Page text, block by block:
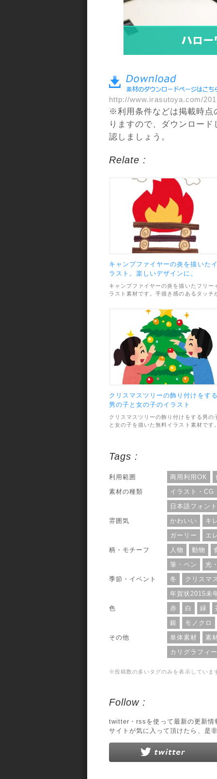
http://www.irasutoya.com/
※利用条件などは掲載時点
りますので、ダウンロー
認しましょう。
Relate :
キャンプファイヤーの炎を描いた
ラスト。楽しいデザインに。
キャンプファイヤーの炎を描いたフリー
ラスト素材です。手描き感のあるタッチ
ったりです。素材のファイル形式は透過
PNGで、画像サイズは631×787pxです。
利用範囲については、個人・商用利用問
ずOKとなっています。
クリスマスツリーの飾り付けをす
男の子と女の子のイラスト
クリスマスツリーの飾り付けをする男の
と女の子を描いた無料イラスト素材です
800×678pxです。利用範囲については、
個人・商用利用問わずOKとなっていま
Tags :
利用範囲 商用利用OK
素材の種類
イラスト・CG
日本語フォン
雰囲気
かわいい
キ
ガーリー
エ
柄・モチーフ
人物 動物
筆・ペン
光
季節・イベント
冬
クリスマ
年賀状2015未
色
赤 白 緑
銀
モノクロ
その他
単体素材
素
カリグラフィ
※投稿数の多いタグのみを表示していま
Follow :
twitter・rssを使って最新の更新情
サイトが気に入って頂けたら、是